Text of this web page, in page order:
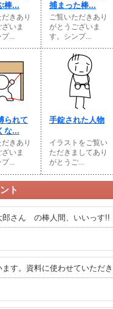
棒...
きあり
いま
...
捕まった棒...
ご覧いただきあり
がとうございま
す。シンプ...
られて
な...
きあり
いま
...
手錠された人物
イラストをご覧い
ただきましてあり
がとうご...
ト
さん の棒人間、いいっす!!
す。資料に使わせていただき